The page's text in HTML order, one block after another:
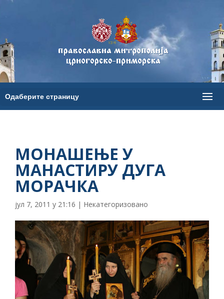
МОНАШЕЊЕ У
МАНАСТИРУ ДУГА
МОРАЧКА
јул 7, 2011 у 21:16 | Некатегоризовано